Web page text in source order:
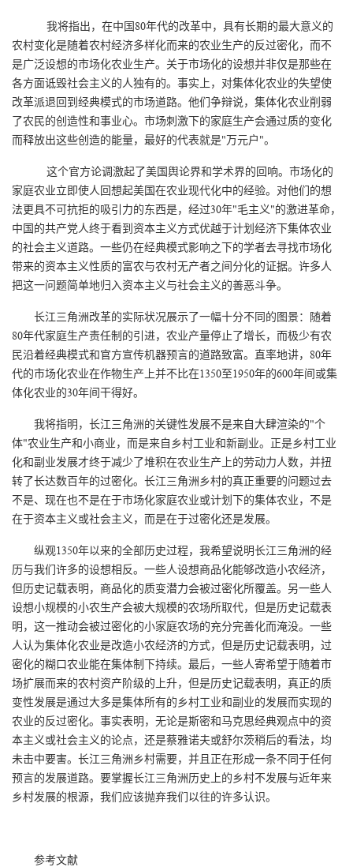
我将指出，在中国80年代的改革中，具有长期的最大意义的
农村变化是随着农村经济多样化而来的农业生产的反过密化，而不
是广泛设想的市场化农业生产。关于市场化的设想并非仅是那些在
各方面诋毁社会主义的人独有的。事实上，对集体化农业的失望使
改革派退回到经典模式的市场道路。他们争辩说，集体化农业削弱
了农民的创造性和事业心。市场刺激下的家庭生产会通过质的变化
而释放出这些创造的能量，最好的代表就是"万元户"。
这个官方论调激起了美国舆论界和学术界的回响。市场化的
家庭农业立即使人回想起美国在农业现代化中的经验。对他们的想
法更具不可抗拒的吸引力的东西是，经过30年"毛主义"的激进革命，
中国的共产党人终于看到资本主义方式优越于计划经济下集体农业
的社会主义道路。一些仍在经典模式影响之下的学者去寻找市场化
带来的资本主义性质的富农与农村无产者之间分化的证据。许多人
把这一问题简单地归入资本主义与社会主义的善恶斗争。
长江三角洲改革的实际状况展示了一幅十分不同的图景：随着
80年代家庭生产责任制的引进，农业产量停止了增长，而极少有农
民沿着经典模式和官方宣传机器预言的道路致富。直率地讲，80年
代的市场化农业在作物生产上并不比在1350至1950年的600年间或集
体化农业的30年间干得好。
我将指明，长江三角洲的关键性发展不是来自大肆渲染的"个
体"农业生产和小商业，而是来自乡村工业和新副业。正是乡村工业
化和副业发展才终于减少了堆积在农业生产上的劳动力人数，并扭
转了长达数百年的过密化。长江三角洲乡村的真正重要的问题过去
不是、现在也不是在于市场化家庭农业或计划下的集体农业，不是
在于资本主义或社会主义，而是在于过密化还是发展。
纵观1350年以来的全部历史过程，我希望说明长江三角洲的经
历与我们许多的设想相反。一些人设想商品化能够改造小农经济，
但历史记载表明，商品化的质变潜力会被过密化所覆盖。另一些人
设想小规模的小农生产会被大规模的农场所取代，但是历史记载表
明，这一推动会被过密化的小家庭农场的充分完善化而淹没。一些
人认为集体化农业是改造小农经济的方式，但是历史记载表明，过
密化的糊口农业能在集体制下持续。最后，一些人寄希望于随着市
场扩展而来的农村资产阶级的上升，但是历史记载表明，真正的质
变性发展是通过大多是集体所有的乡村工业和副业的发展而实现的
农业的反过密化。事实表明，无论是斯密和马克思经典观点中的资
本主义或社会主义的论点，还是蔡雅诺夫或舒尔茨稍后的看法，均
未击中要害。长江三角洲乡村需要，并且正在形成一条不同于任何
预言的发展道路。要掌握长江三角洲历史上的乡村不发展与近年来
乡村发展的根源，我们应该抛弃我们以往的许多认识。
参考文献